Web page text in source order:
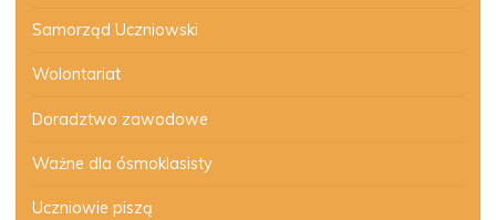
Samorząd Uczniowski
Wolontariat
Doradztwo zawodowe
Ważne dla ósmoklasisty
Uczniowie piszą